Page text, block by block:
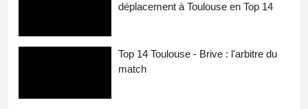
déplacement à Toulouse en Top 14
Top 14 Toulouse - Brive : l'arbitre du
match